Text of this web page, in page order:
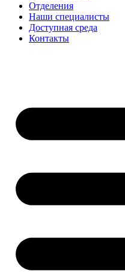
Отделения
Наши специалисты
Доступная среда
Контакты